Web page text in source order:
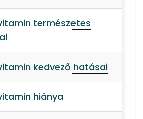
természetes
kedvező hatásai
hiánya